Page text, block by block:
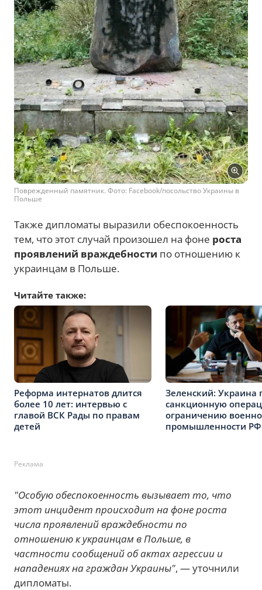
Поврежденный памятник. Фото: Facebook/посольство Украины в
Польше
Также дипломаты выразили обеспокоенность
тем, что этот случай произошел на фоне роста
проявлений враждебности по отношению к
украинцам в Польше.
Читайте также:
Реформа интернатов длится
более 10 лет: интервью с
главой ВСК Рады по правам
детей
Зеленский: Украина
санкционную
ограничению
промышленности РФ
Реклама
"Особую обеспокоенность вызывает то, что
этот инцидент происходит на фоне роста
числа проявлений враждебности по
отношению к украинцам в Польше, в
частности сообщений об актах агрессии и
нападениях на граждан Украины", — уточнили
дипломаты.